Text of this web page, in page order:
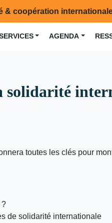
& coopération
AGENDA
toutes les clés pour
?
de solidarité internationale